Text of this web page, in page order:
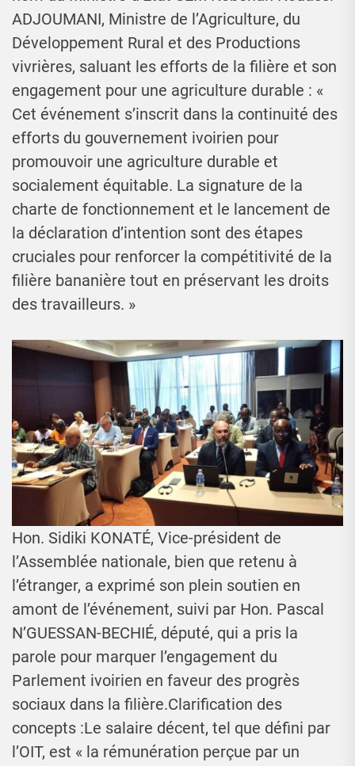
ADJOUMANI, Ministre de l’Agriculture, du
Développement Rural et des Productions
vivrières, saluant les efforts de la filière et son
engagement pour une agriculture durable : «
Cet événement s’inscrit dans la continuité des
efforts du gouvernement ivoirien pour
promouvoir une agriculture durable et
socialement équitable. La signature de la
charte de fonctionnement et le lancement de
la déclaration d’intention sont des étapes
cruciales pour renforcer la compétitivité de la
filière bananière tout en préservant les droits
des travailleurs. »
Hon. Sidiki KONATÉ, Vice-président de
l’Assemblée nationale, bien que retenu à
l’étranger, a exprimé son plein soutien en
amont de l’événement, suivi par Hon. Pascal
N’GUESSAN-BECHIÉ, député, qui a pris la
parole pour marquer l’engagement du
Parlement ivoirien en faveur des progrès
sociaux dans la filière.Clarification des
concepts :Le salaire décent, tel que défini par
l’OIT, est « la rémunération perçue par un